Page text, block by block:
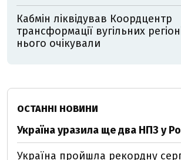
Кабмін ліквідував Коордцентр
трансформації вугільних
нього очікували
ОСТАННІ НОВИНИ
Україна уразила ще два НПЗ у
Україна пройшла рекордну